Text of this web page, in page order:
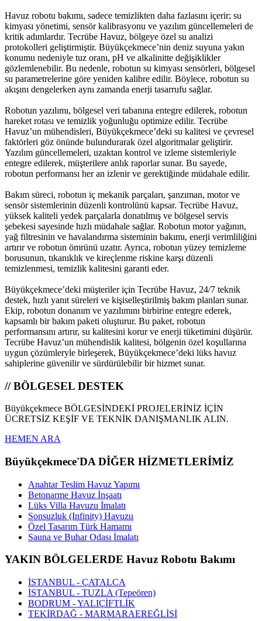
Havuz robotu bakımı, sadece temizlikten daha fazlasını içerir; su
kimyası yönetimi, sensör kalibrasyonu ve yazılım güncellemeleri de
kritik adımlardır. Tecrübe Havuz, bölgeye özel su analizi
protokolleri geliştirmiştir. Büyükçekmece’nin deniz suyuna yakın
konumu nedeniyle tuz oranı, pH ve alkalinitte değişiklikler
gözlemlenebilir. Bu nedenle, robotun su kimyası sensörleri, bölgesel
su parametrelerine göre yeniden kalibre edilir. Böylece, robotun su
akışını dengelerken aynı zamanda enerji tasarrufu sağlar.
Robotun yazılımı, bölgesel veri tabanına entegre edilerek, robotun
hareket rotası ve temizlik yoğunluğu optimize edilir. Tecrübe
Havuz’un mühendisleri, Büyükçekmece’deki su kalitesi ve çevresel
faktörleri göz önünde bulundurarak özel algoritmalar geliştirir.
Yazılım güncellemeleri, uzaktan kontrol ve izleme sistemleriyle
entegre edilerek, müşterilere anlık raporlar sunar. Bu sayede,
robotun performansı her an izlenir ve gerektiğinde müdahale edilir.
Bakım süreci, robotun iç mekanik parçaları, şanzıman, motor ve
sensör sistemlerinin düzenli kontrolünü kapsar. Tecrübe Havuz,
yüksek kaliteli yedek parçalarla donatılmış ve bölgesel servis
şebekesi sayesinde hızlı müdahale sağlar. Robotun motor yağının,
yağ filtresinin ve havalandırma sisteminin bakımı, enerji verimliliğini
artırır ve robotun ömrünü uzatır. Ayrıca, robotun yüzey temizleme
borusunun, tıkanıklık ve kireçlenme riskine karşı düzenli
temizlenmesi, temizlik kalitesini garanti eder.
Büyükçekmece’deki müşteriler için Tecrübe Havuz, 24/7 teknik
destek, hızlı yanıt süreleri ve kişiselleştirilmiş bakım planları sunar.
Ekip, robotun donanım ve yazılımını birbirine entegre ederek,
kapsamlı bir bakım paketi oluşturur. Bu paket, robotun
performansını artırır, su kalitesini korur ve enerji tüketimini düşürür.
Tecrübe Havuz’un mühendislik kalitesi, bölgenin özel koşullarına
uygun çözümleryle birleşerek, Büyükçekmece’deki lüks havuz
sahiplerine güvenilir ve sürdürülebilir bir hizmet sunar.
// BÖLGESEL DESTEK
Büyükçekmece BÖLGESİNDEKİ PROJELERİNİZ İÇİN
ÜCRETSİZ KEŞİF VE TEKNİK DANIŞMANLIK ALIN.
HEMEN ARA
Büyükçekmece'DA DİĞER HİZMETLERİMİZ
Anahtar Teslim Havuz Yapımı
Betonarme Havuz İnşaatı
Lüks Villa Havuzu İmalatı
Sonsuzluk (Infinity) Havuzu
Özel Tasarım Türk Hamamı
Sauna ve Buhar Odası İmalatı
YAKIN BÖLGELERDE Havuz Robotu Bakımı
İSTANBUL - ÇATALCA
İSTANBUL - TUZLA (Tepeören)
BODRUM - YALIÇİFTLİK
TEKİRDAĞ - MARMARAEREĞLİSİ